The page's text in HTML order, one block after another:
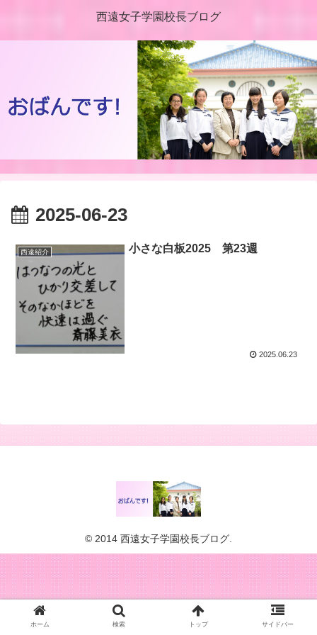
西遠女子学園校長ブログ
2025-06-23
西遠紹介 小さな白板2025 第23週
2025.06.23
© 2014 西遠女子学園校長ブログ.
ホーム 検索 トップ サイドバー